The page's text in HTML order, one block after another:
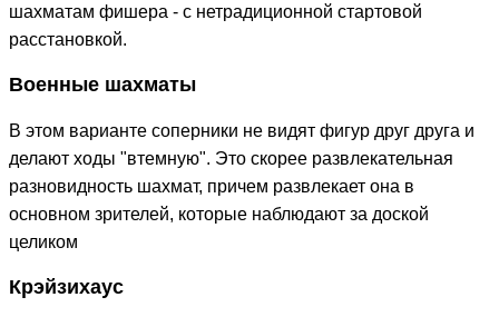
шахматам фишера - с нетрадиционной стартовой
расстановкой.
Военные шахматы
В этом варианте соперники не видят фигур друг друга и
делают ходы "втемную". Это скорее развлекательная
разновидность шахмат, причем развлекает она в
основном зрителей, которые наблюдают за доской
целиком
Крэйзихаус